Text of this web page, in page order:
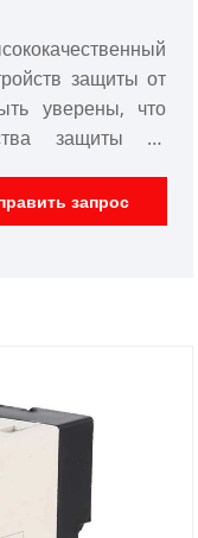
защиты от
уверены, что
защиты от
доставку.
и защитой от
или
продукт может
предотвратить
запрос